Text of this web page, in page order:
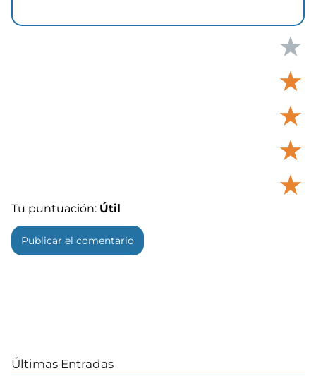
★
★
★
★
★
Tu puntuación: Útil
Últimas Entradas